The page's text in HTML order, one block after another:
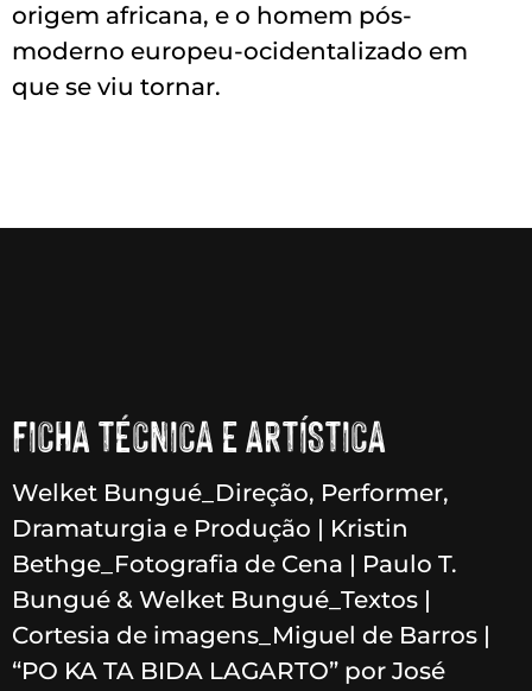
origem africana, e o homem pós-
moderno europeu-ocidentalizado em
que se viu tornar.
FICHA TÉCNICA E ARTÍSTICA
Welket Bungué_Direção, Performer,
Dramaturgia e Produção | Kristin
Bethge_Fotografia de Cena | Paulo T.
Bungué & Welket Bungué_Textos |
Cortesia de imagens_Miguel de Barros |
“PO KA TA BIDA LAGARTO” por José